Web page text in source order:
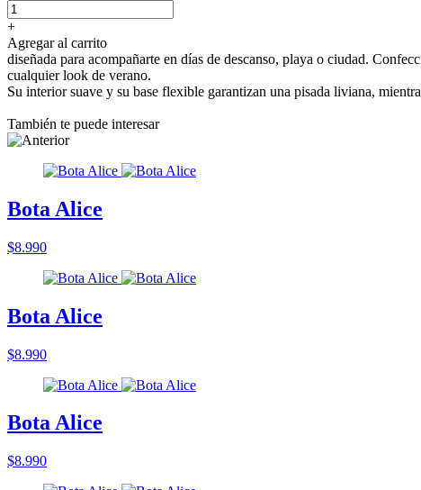
+
Agregar al carrito
diseñada para acompañarte en días de descanso, playa o ciudad.
cualquier look de verano.
Su interior suave y su base flexible garantizan una pisada liviana,
También te puede interesar
Bota Alice
$8.990
Bota Alice
$8.990
Bota Alice
$8.990